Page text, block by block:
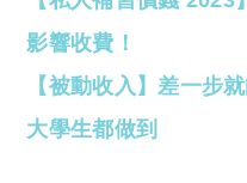
影響收費！
【被動收入】差一步
大學生都做到